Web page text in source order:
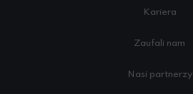
Kariera
Zaufali nam
Nasi partnerzy